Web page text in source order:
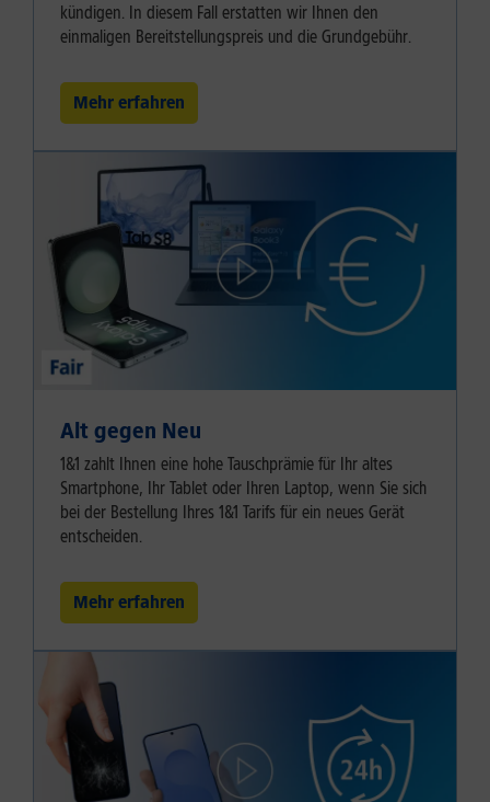
kündigen. In diesem Fall erstatten wir Ihnen den
einmaligen Bereitstellungspreis und die Grundgebühr.
Mehr erfahren
Alt gegen Neu
1&1 zahlt Ihnen eine hohe Tauschprämie für Ihr altes
Smartphone, Ihr Tablet oder Ihren Laptop, wenn Sie sich
bei der Bestellung Ihres 1&1 Tarifs für ein neues Gerät
entscheiden.
Mehr erfahren